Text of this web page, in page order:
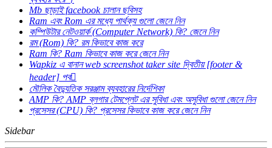
Mb ছাড়াই facebook চালান ছবিসহ
Ram এবং Rom এর মধ্যে পার্থক্য গুলো জেনে নিন
কম্পিউটার নেটওয়ার্ক (Computer Network) কি? জেনে নিন
রম (Rom) কি? রম কিভাবে কাজ করে
Ram কি? Ram কিভাবে কাজ করে জেনে নিন
Wapkiz এ বানান web screenshot taker site দ্বিতীয় [footer &
header] পব
মৌলিক বৈদ্যুতিক সরঞ্জাম ব্যবহারের নির্দেশিকা
AMP কি? AMP ব্লগার টেমপ্লেট এর সুবিধা এবং অসুবিধা গুলো জেনে নিন
প্রসেসর (CPU) কি? প্রসেসর কিভাবে কাজ করে জেনে নিন
Sidebar